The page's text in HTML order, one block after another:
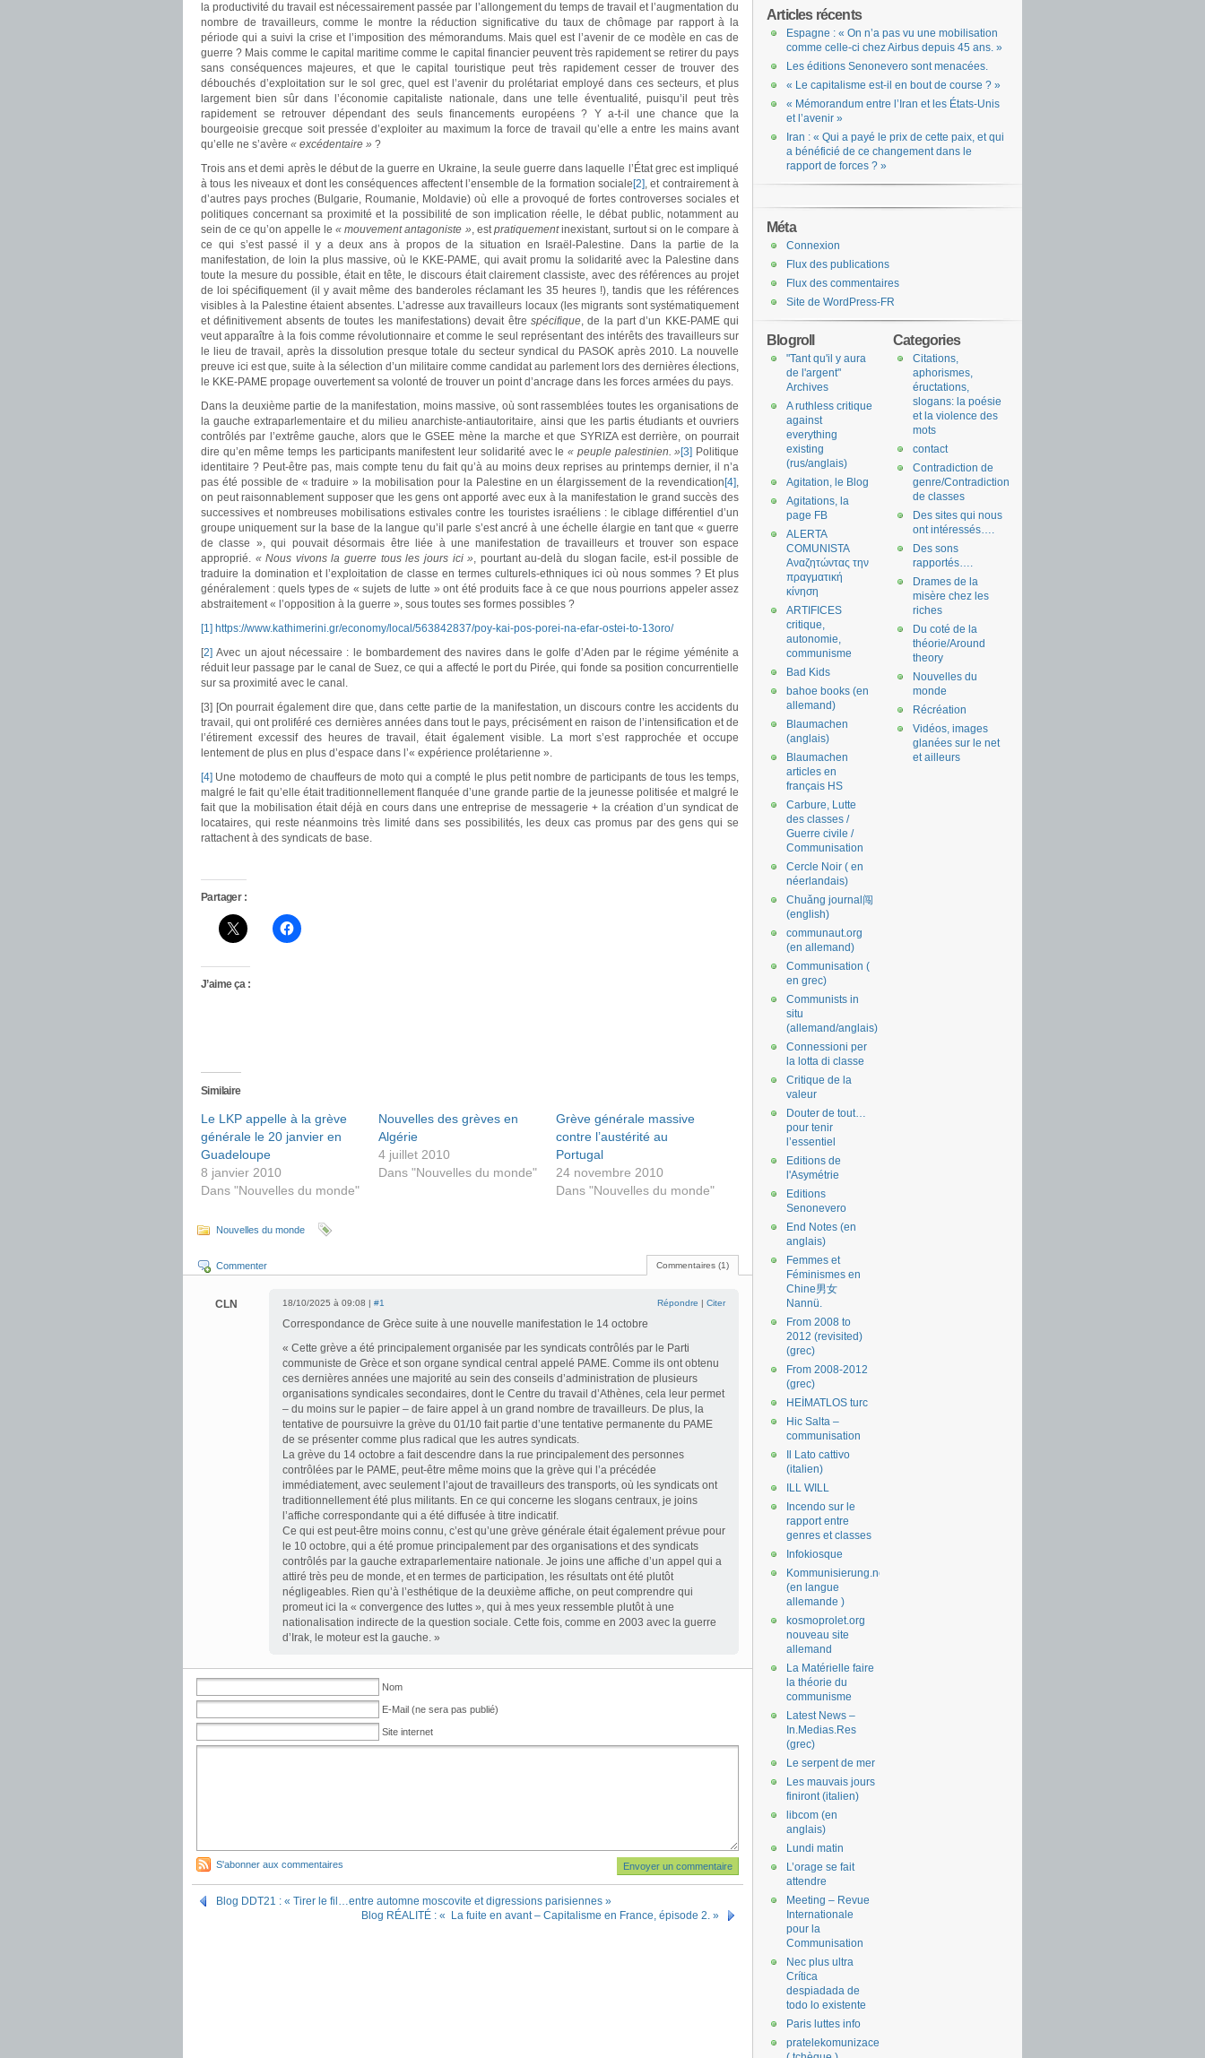
la productivité du travail est nécessairement passée par l’allongement du temps de travail et l’augmentation du
nombre de travailleurs, comme le montre la réduction significative du taux de chômage par rapport à la
période qui a suivi la crise et l’imposition des mémorandums. Mais quel est l’avenir de ce modèle en cas de
guerre ? Mais comme le capital maritime comme le capital financier peuvent très rapidement se retirer du pays
sans conséquences majeures, et que le capital touristique peut très rapidement cesser de trouver des
débouchés d’exploitation sur le sol grec, quel est l’avenir du prolétariat employé dans ces secteurs, et plus
largement bien sûr dans l’économie capitaliste nationale, dans une telle éventualité, puisqu’il peut très
rapidement se retrouver dépendant des seuls financements européens ? Y a-t-il une chance que la
bourgeoisie grecque soit pressée d’exploiter au maximum la force de travail qu’elle a entre les mains avant
qu’elle ne s’avère « excédentaire » ?
Trois ans et demi après le début de la guerre en Ukraine, la seule guerre dans laquelle l’État grec est impliqué
à tous les niveaux et dont les conséquences affectent l’ensemble de la formation sociale [2], et contrairement à
d’autres pays proches (Bulgarie, Roumanie, Moldavie) où elle a provoqué de fortes controverses sociales et
politiques concernant sa proximité et la possibilité de son implication réelle, le débat public, notamment au
sein de ce qu’on appelle le« mouvement antagoniste », estpratiquementinexistant, surtout si on le compare à
ce qui s’est passé il y a deux ans à propos de la situation en Israël-Palestine. Dans la partie de la
manifestation, de loin la plus massive, où le KKE-PAME, qui avait promu la solidarité avec la Palestine dans
toute la mesure du possible, était en tête, le discours était clairement classiste, avec des références au projet
de loi spécifiquement (il y avait même des banderoles réclamant les 35 heures !), tandis que les références
visibles à la Palestine étaient absentes. L’adresse aux travailleurs locaux (les migrants sont systématiquement
et définitivement absents de toutes les manifestations) devait être spécifique, de la part d’un KKE-PAME qui
veut apparaître à la fois comme révolutionnaire et comme le seul représentant des intérêts des travailleurs sur
le lieu de travail, après la dissolution presque totale du secteur syndical du PASOK après 2010. La nouvelle
preuve ici est que, suite à la sélection d’un militaire comme candidat au parlement lors des dernières élections,
le KKE-PAME propage ouvertement sa volonté de trouver un point d’ancrage dans les forces armées du pays.
Dans la deuxième partie de la manifestation, moins massive, où sont rassemblées toutes les organisations de
la gauche extraparlementaire et du milieu anarchiste-antiautoritaire, ainsi que les partis étudiants et ouvriers
contrôlés par l’extrême gauche, alors que le GSEE mène la marche et que SYRIZA est derrière, on pourrait
dire qu’en même temps les participants manifestent leur solidarité avec le« peuple palestinien. » [3] Politique
identitaire ? Peut-être pas, mais compte tenu du fait qu’à au moins deux reprises au printemps dernier, il n’a
pas été possible de « traduire » la mobilisation pour la Palestine en un élargissement de la revendication [4],
on peut raisonnablement supposer que les gens ont apporté avec eux à la manifestation le grand succès des
successives et nombreuses mobilisations estivales contre les touristes israéliens : le ciblage différentiel d’un
groupe uniquement sur la base de la langue qu’il parle s’est ancré à une échelle élargie en tant que « guerre
de classe », qui pouvait désormais être liée à une manifestation de travailleurs et trouver son espace
approprié. « Nous vivons la guerre tous les jours ici », pourtant au-delà du slogan facile, est-il possible de
traduire la domination et l’exploitation de classe en termes culturels-ethniques ici où nous sommes ? Et plus
généralement : quels types de « sujets de lutte » ont été produits face à ce que nous pourrions appeler assez
abstraitement « l’opposition à la guerre », sous toutes ses formes possibles ?
[1] https://www.kathimerini.gr/economy/local/563842837/poy-kai-pos-porei-na-efar-ostei-to-13oro/
[2] Avec un ajout nécessaire : le bombardement des navires dans le golfe d’Aden par le régime yéménite a
réduit leur passage par le canal de Suez, ce qui a affecté le port du Pirée, qui fonde sa position concurrentielle
sur sa proximité avec le canal.
[3] [On pourrait également dire que, dans cette partie de la manifestation, un discours contre les accidents du
travail, qui ont proliféré ces dernières années dans tout le pays, précisément en raison de l’intensification et de
l’étirement excessif des heures de travail, était également visible. La mort s’est rapprochée et occupe
lentement de plus en plus d’espace dans l’« expérience prolétarienne ».
[4] Une motodemo de chauffeurs de moto qui a compté le plus petit nombre de participants de tous les temps,
malgré le fait qu’elle était traditionnellement flanquée d’une grande partie de la jeunesse politisée et malgré le
fait que la mobilisation était déjà en cours dans une entreprise de messagerie + la création d’un syndicat de
locataires, qui reste néanmoins très limité dans ses possibilités, les deux cas promus par des gens qui se
rattachent à des syndicats de base.
Partager :
J’aime ça :
Similaire
Le LKP appelle à la grève
générale le 20 janvier en
Guadeloupe
8 janvier 2010
Dans "Nouvelles du monde"
Nouvelles des grèves en
Algérie
4 juillet 2010
Dans "Nouvelles du monde"
Grève générale massive
contre l’austérité au
Portugal
24 novembre 2010
Dans "Nouvelles du monde"
Nouvelles du monde
Commentaires (1)
Commenter
CLN 18/10/2025 à 09:08 | #1 Répondre | Citer
Correspondance de Grèce suite à une nouvelle manifestation le 14 octobre
« Cette grève a été principalement organisée par les syndicats contrôlés par le Parti
communiste de Grèce et son organe syndical central appelé PAME. Comme ils ont obtenu
ces dernières années une majorité au sein des conseils d’administration de plusieurs
organisations syndicales secondaires, dont le Centre du travail d’Athènes, cela leur permet
– du moins sur le papier – de faire appel à un grand nombre de travailleurs. De plus, la
tentative de poursuivre la grève du 01/10 fait partie d’une tentative permanente du PAME
de se présenter comme plus radical que les autres syndicats.
La grève du 14 octobre a fait descendre dans la rue principalement des personnes
contrôlées par le PAME, peut-être même moins que la grève qui l’a précédée
immédiatement, avec seulement l’ajout de travailleurs des transports, où les syndicats ont
traditionnellement été plus militants. En ce qui concerne les slogans centraux, je joins
l’affiche correspondante qui a été diffusée à titre indicatif.
Ce qui est peut-être moins connu, c’est qu’une grève générale était également prévue pour
le 10 octobre, qui a été promue principalement par des organisations et des syndicats
contrôlés par la gauche extraparlementaire nationale. Je joins une affiche d’un appel qui a
attiré très peu de monde, et en termes de participation, les résultats ont été plutôt
négligeables. Rien qu’à l’esthétique de la deuxième affiche, on peut comprendre qui
promeut ici la « convergence des luttes », qui à mes yeux ressemble plutôt à une
nationalisation indirecte de la question sociale. Cette fois, comme en 2003 avec la guerre
d’Irak, le moteur est la gauche. »
Nom
E-Mail (ne sera pas publié)
Site internet
S'abonner aux commentaires
Blog DDT21 : « Tirer le fil…entre automne moscovite et digressions parisiennes »
Blog RÉALITÉ : « La fuite en avant – Capitalisme en France, épisode 2. »
Articles récents
Espagne : « On n’a pas vu une mobilisation
comme celle-ci chez Airbus depuis 45 ans. »
Les éditions Senonevero sont menacées.
« Le capitalisme est-il en bout de course ? »
« Mémorandum entre l’Iran et les États-Unis
et l’avenir »
Iran : « Qui a payé le prix de cette paix, et qui
a bénéficié de ce changement dans le
rapport de forces ? »
Méta
Connexion
Flux des publications
Flux des commentaires
Site de WordPress-FR
Categories
Citations,
aphorismes,
éructations,
slogans: la poésie
et la violence des
mots
contact
Contradiction de
genre/Contradiction
de classes
Des sites qui nous
ont intéressés….
Des sons
rapportés….
Drames de la
misère chez les
riches
Du coté de la
théorie/Around
theory
Nouvelles du
monde
Récréation
Vidéos, images
glanées sur le net
et ailleurs
Blogroll
"Tant qu'il y aura
de l'argent"
Archives
A ruthless critique
against
everything
existing
(rus/anglais)
Agitation, le Blog
Agitations, la
page FB
ALERTA
COMUNISTA
Αναζητώντας την
πραγματική
κίνηση
ARTIFICES
critique,
autonomie,
communisme
Bad Kids
bahoe books (en
allemand)
Blaumachen
(anglais)
Blaumachen
articles en
français HS
Carbure, Lutte
des classes /
Guerre civile /
Communisation
Cercle Noir ( en
néerlandais)
Chuǎng journal闯
(english)
communaut.org
(en allemand)
Communisation (
en grec)
Communists in
situ
(allemand/anglais)
Connessioni per
la lotta di classe
Critique de la
valeur
Douter de tout…
pour tenir
l’essentiel
Editions de
l'Asymétrie
Editions
Senonevero
End Notes (en
anglais)
Femmes et
Féminismes en
Chine男女
Nannü.
From 2008 to
2012 (revisited)
(grec)
From 2008-2012
(grec)
HEİMATLOS turc
Hic Salta –
communisation
Il Lato cattivo
(italien)
ILL WILL
Incendo sur le
rapport entre
genres et classes
Infokiosque
Kommunisierung.net
(en langue
allemande )
kosmoprolet.org
nouveau site
allemand
La Matérielle faire
la théorie du
communisme
Latest News –
In.Medias.Res
(grec)
Le serpent de mer
Les mauvais jours
finiront (italien)
libcom (en
anglais)
Lundi matin
L’orage se fait
attendre
Meeting – Revue
Internationale
pour la
Communisation
Nec plus ultra
Crítica
despiadada de
todo lo existente
Paris luttes info
pratelekomunizace